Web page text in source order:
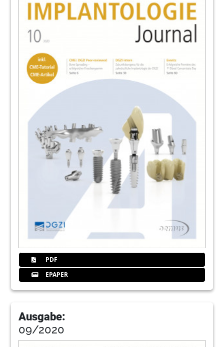
PDF
EPAPER
Ausgabe:
09/2020